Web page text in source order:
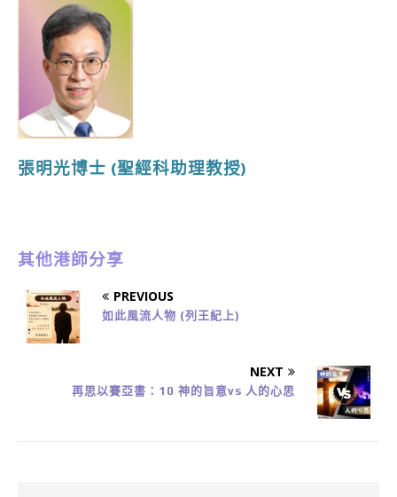
張明光博士 (聖經科助理教授)
其他港師分享
PREVIOUS
如此風流人物 (列王紀上)
NEXT
再思以賽亞書：10 神的旨意vs 人的心思